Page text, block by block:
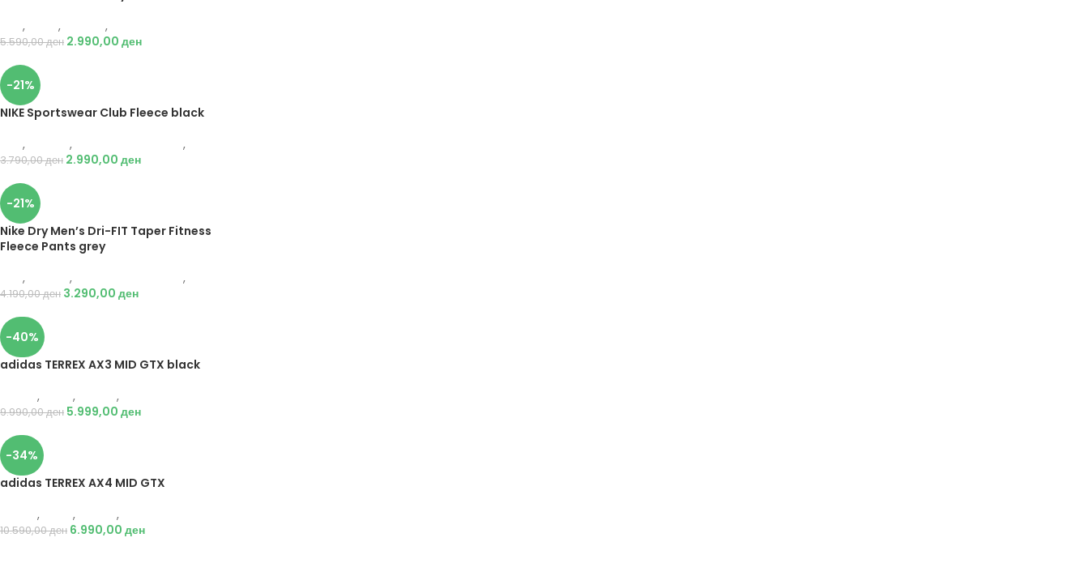
, , ,
5.590,00ден 2.990,00 ден
-21%
NIKE Sportswear Club Fleece black
, , ,
3.790,00ден 2.990,00 ден
-21%
Nike Dry Men’s Dri-FIT Taper Fitness
Fleece Pants grey
, , ,
4.190,00ден 3.290,00 ден
-40%
adidas TERREX AX3 MID GTX black
, , ,
9.990,00ден 5.999,00 ден
-34%
adidas TERREX AX4 MID GTX
, , ,
10.590,00ден 6.990,00 ден